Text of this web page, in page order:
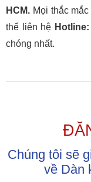
HCM. Mọi thắc
thể liên hệ Hotline:
chóng nhất.
Chúng tôi sẽ
về Dàn